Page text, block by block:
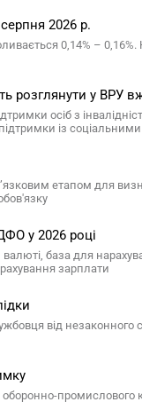
2026 р.
0,14% – 0,16%.
розглянути у ВРУ
осіб з
із
етапом для
у 2026 році
валюті, база для
зарплати
від незаконного
оборонно-